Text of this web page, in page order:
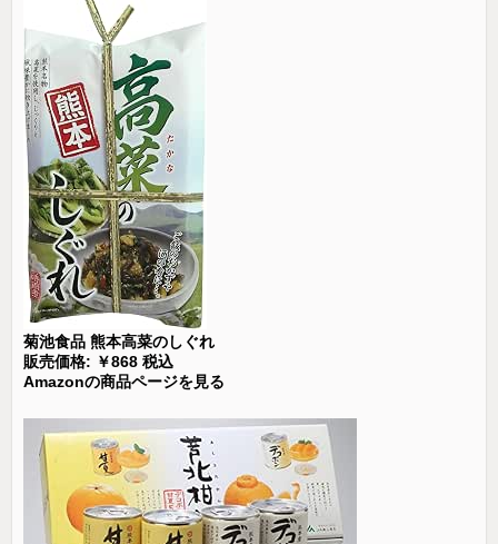
菊池食品 熊本高菜のしぐれ
販売価格: ￥868 税込
Amazonの商品ページを見る